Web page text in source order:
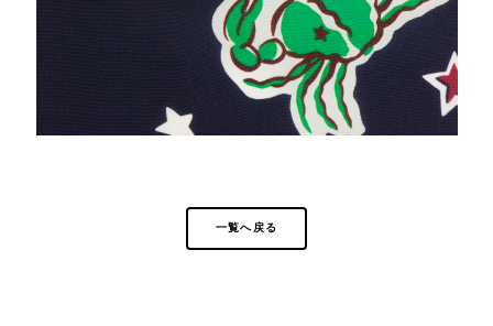
一覧へ戻る